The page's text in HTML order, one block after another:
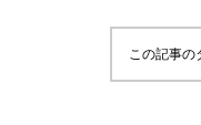
この記事の